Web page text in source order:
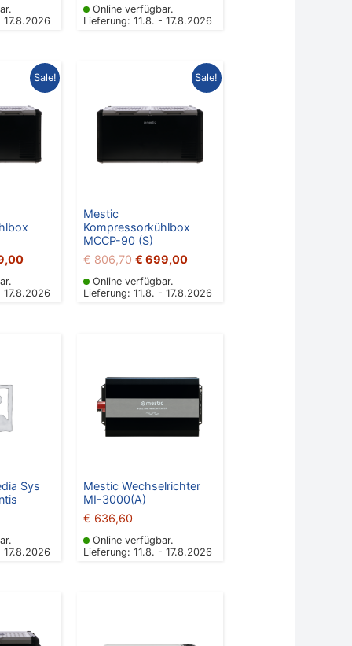
17.8.2026
Online verfügbar.
Lieferung: 11.8. - 17.8.2026
Sale!
Aktueller
Preis
ist:
€ 699,00.
17.8.2026
Sale!
Mestic
Kompressorkühlbox
MCCP-90 (S)
€806,70
Ursprünglicher
€ 806,70
€ 699,00
Aktueller
Preis
ist:
€ 699,00.
Online verfügbar.
Lieferung: 11.8. - 17.8.2026
Sys
17.8.2026
Mestic Wechselrichter
MI-3000(A)
€ 636,60
Online verfügbar.
Lieferung: 11.8. - 17.8.2026